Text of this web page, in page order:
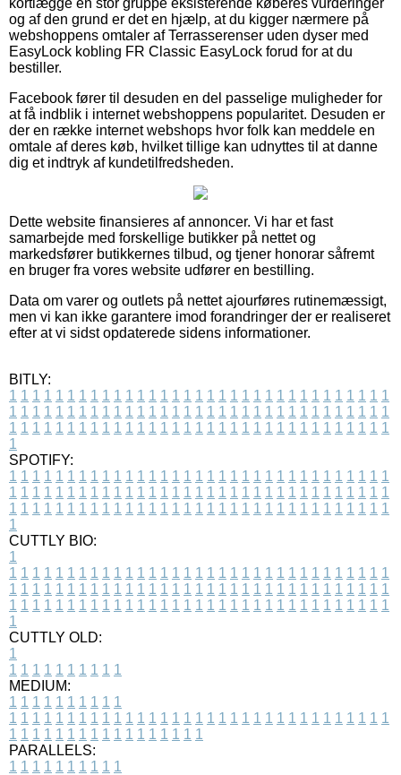
og af den grund er det en hjælp, at du kigger nærmere på
webshoppens omtaler af Terrasserenser uden dyser med
EasyLock kobling FR Classic EasyLock forud for at du
bestiller.
Facebook fører til desuden en del passelige muligheder for
at få indblik i internet webshoppens popularitet. Desuden er
der en række internet webshops hvor folk kan meddele en
omtale af deres køb, hvilket tillige kan udnyttes til at danne
dig et indtryk af kundetilfredsheden.
Dette website finansieres af annoncer. Vi har et fast
samarbejde med forskellige butikker på nettet og
markedsfører butikkernes tilbud, og tjener honorar såfremt
en bruger fra vores website udfører en bestilling.
Data om varer og outlets på nettet ajourføres rutinemæssigt,
men vi kan ikke garantere imod forandringer der er realiseret
efter at vi sidst opdaterede sidens informationer.
BITLY:
1 1 1 1 1 1 1 1 1 1 1 1 1 1 1 1 1 1 1 1 1 1 1 1 1 1 1 1 1 1 1 1 1
1 1 1 1 1 1 1 1 1 1 1 1 1 1 1 1 1 1 1 1 1 1 1 1 1 1 1 1 1 1 1 1 1
1 1 1 1 1 1 1 1 1 1 1 1 1 1 1 1 1 1 1 1 1 1 1 1 1 1 1 1 1 1 1 1 1
1
SPOTIFY:
1 1 1 1 1 1 1 1 1 1 1 1 1 1 1 1 1 1 1 1 1 1 1 1 1 1 1 1 1 1 1 1 1
1 1 1 1 1 1 1 1 1 1 1 1 1 1 1 1 1 1 1 1 1 1 1 1 1 1 1 1 1 1 1 1 1
1 1 1 1 1 1 1 1 1 1 1 1 1 1 1 1 1 1 1 1 1 1 1 1 1 1 1 1 1 1 1 1 1
1
CUTTLY BIO:
1
1 1 1 1 1 1 1 1 1 1 1 1 1 1 1 1 1 1 1 1 1 1 1 1 1 1 1 1 1 1 1 1 1
1 1 1 1 1 1 1 1 1 1 1 1 1 1 1 1 1 1 1 1 1 1 1 1 1 1 1 1 1 1 1 1 1
1 1 1 1 1 1 1 1 1 1 1 1 1 1 1 1 1 1 1 1 1 1 1 1 1 1 1 1 1 1 1 1 1
1
CUTTLY OLD:
1
1 1 1 1 1 1 1 1 1 1
MEDIUM:
1 1 1 1 1 1 1 1 1 1
1 1 1 1 1 1 1 1 1 1 1 1 1 1 1 1 1 1 1 1 1 1 1 1 1 1 1 1 1 1 1 1 1
1 1 1 1 1 1 1 1 1 1 1 1 1 1 1 1 1
PARALLELS:
1 1 1 1 1 1 1 1 1 1